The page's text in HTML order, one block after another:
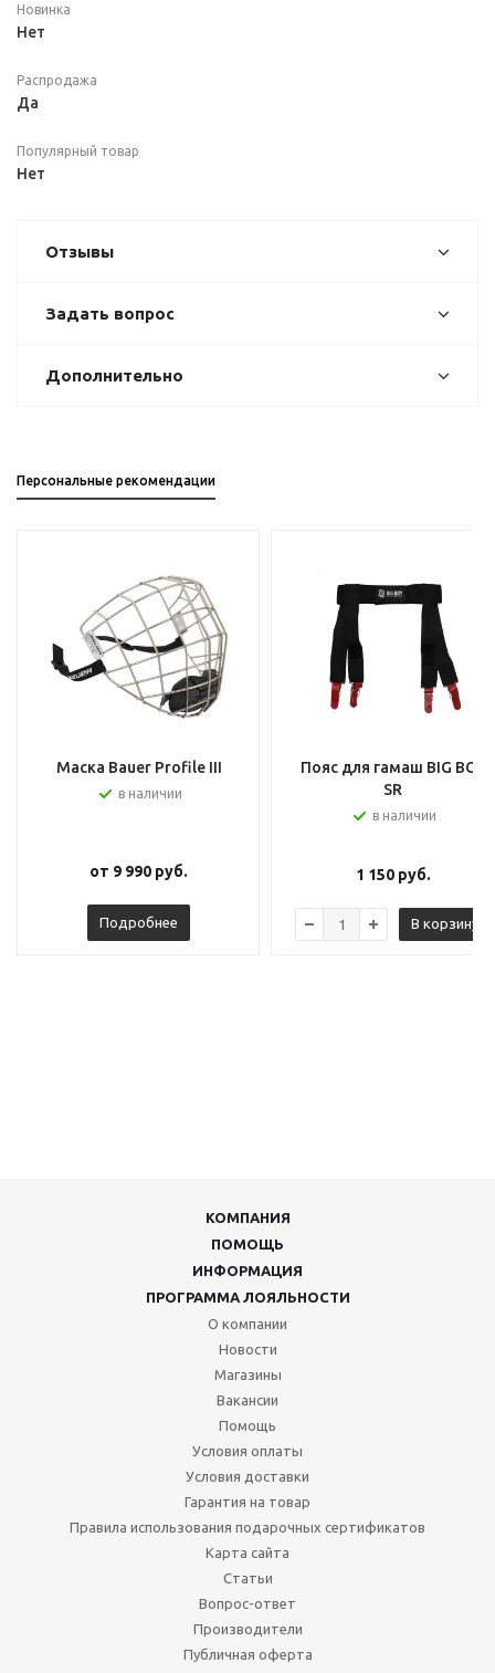
Новинка
Нет
Распродажа
Да
Популярный товар
Нет
Отзывы
Задать вопрос
Дополнительно
Персональные рекомендации
Маска Bauer Profile III
в наличии
от 9 990 руб.
Подробнее
Пояс для гамаш BIG BOY
SR
в наличии
1 150руб.
В корзину
КОМПАНИЯ
ПОМОЩЬ
ИНФОРМАЦИЯ
ПРОГРАММА ЛОЯЛЬНОСТИ
О компании
Новости
Магазины
Вакансии
Помощь
Условия оплаты
Условия доставки
Гарантия на товар
Правила использования подарочных сертификатов
Карта сайта
Статьи
Вопрос-ответ
Производители
Публичная оферта